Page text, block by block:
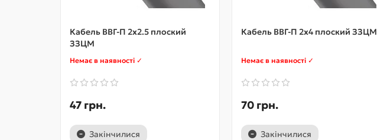
Кабель ВВГ-П 2х2.5 плоский
ЗЗЦМ
Немає в наявності ✓
47 грн.
Закінчилися
Кабель ВВГ-П 2x4 плоский ЗЗЦМ
Немає в наявності ✓
70 грн.
Закінчилися